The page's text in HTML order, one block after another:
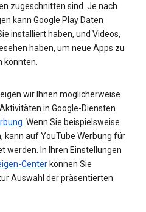
zugeschnitten sind. Je nach
kann Google Play Daten
installiert haben, und Videos,
haben, um neue Apps zu
könnten.
wir Ihnen möglicherweise
in Google-Diensten
. Wenn Sie beispielsweise
kann auf YouTube Werbung für
werden. In Ihren Einstellungen
Center können Sie
Auswahl der präsentierten